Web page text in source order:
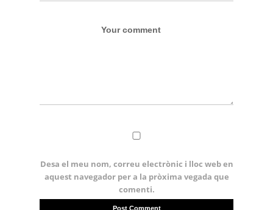
Desa el meu nom, correu electrònic i lloc web en
aquest navegador per a la pròxima vegada que
comenti.